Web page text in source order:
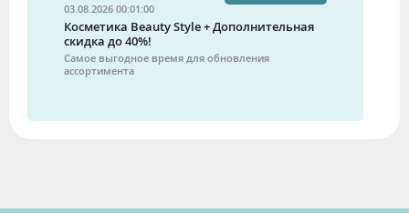
03.08.2026 00:01:00
Косметика Beauty Style + Дополнительная
скидка до 40%!
Самое выгодное время для обновления
ассортимента